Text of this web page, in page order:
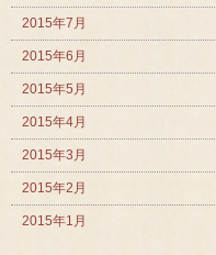
2015年7月
2015年6月
2015年5月
2015年4月
2015年3月
2015年2月
2015年1月